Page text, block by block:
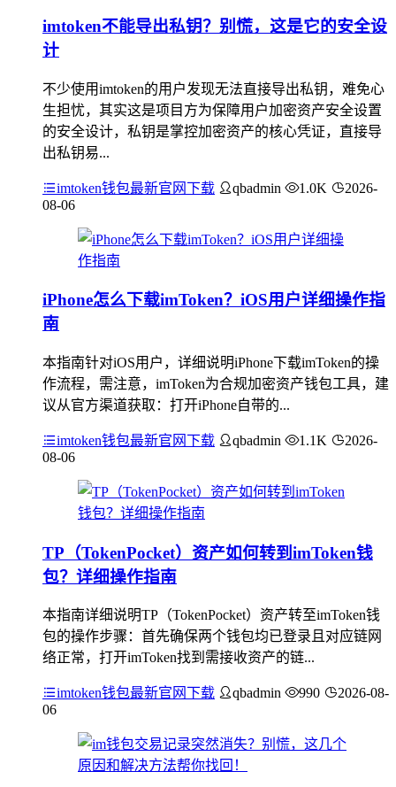
imtoken不能导出私钥？别慌，这是它的安全设
计
不少使用imtoken的用户发现无法直接导出私钥，难免心
生担忧，其实这是项目方为保障用户加密资产安全设置
的安全设计，私钥是掌控加密资产的核心凭证，直接导
出私钥易...
imtoken钱包最新官网下载 qbadmin 1.0K
2026-
08-06
iPhone怎么下载imToken？iOS用户详细操作指
南
本指南针对iOS用户，详细说明iPhone下载imToken的操
作流程，需注意，imToken为合规加密资产钱包工具，建
议从官方渠道获取：打开iPhone自带的...
imtoken钱包最新官网下载 qbadmin 1.1K
2026-
08-06
TP（TokenPocket）资产如何转到imToken钱
包？详细操作指南
本指南详细说明TP（TokenPocket）资产转至imToken钱
包的操作步骤：首先确保两个钱包均已登录且对应链网
络正常，打开imToken找到需接收资产的链...
imtoken钱包最新官网下载 qbadmin 990
2026-08-
06